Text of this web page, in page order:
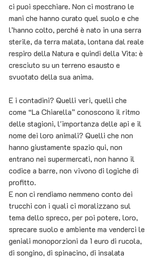
ci puoi specchiare. Non ci mostrano le
mani che hanno curato quel suolo e che
l’hanno colto, perché è nato in una serra
sterile, da terra malata, lontana dal reale
respiro della Natura e quindi della Vita: è
cresciuto su un terreno esausto e
svuotato della sua anima.
E i contadini? Quelli veri, quelli che
come “La Chiarella” conoscono il ritmo
delle stagioni, l'importanza delle api e il
nome dei loro animali? Quelli che non
hanno giustamente spazio qui, non
entrano nei supermercati, non hanno il
codice a barre, non vivono di logiche di
profitto.
E non ci rendiamo nemmeno conto dei
trucchi con i quali ci moralizzano sul
tema dello spreco, per poi potere, loro,
sprecare suolo e ambiente ma venderci le
geniali monoporzioni da 1 euro di rucola,
di songino, di spinacino, di insalata